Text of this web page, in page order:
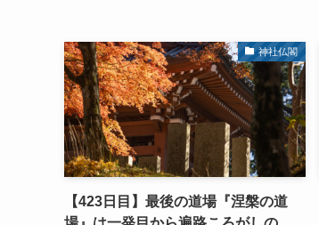
神社仏閣
【423日目】最後の道場『涅槃の道